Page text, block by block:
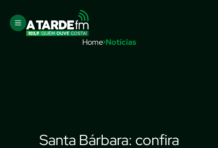
Home Notícias
Santa Bárbara: confira